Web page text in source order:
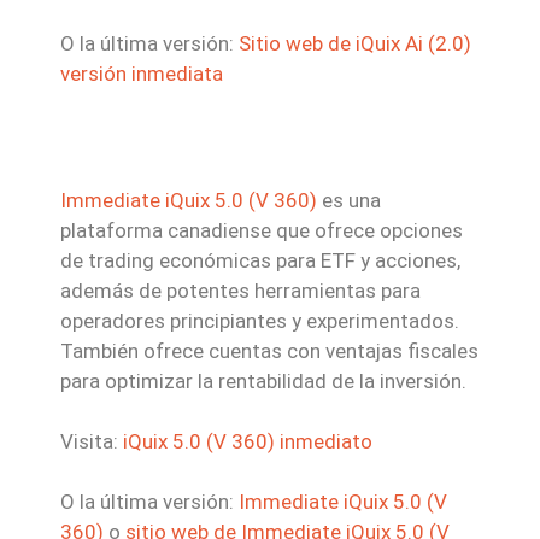
O la última versión: Sitio web de iQuix Ai (2.0)
versión inmediata
Immediate iQuix 5.0 (V 360) es una
plataforma canadiense que ofrece opciones
de trading económicas para ETF y acciones,
además de potentes herramientas para
operadores principiantes y experimentados.
También ofrece cuentas con ventajas fiscales
para optimizar la rentabilidad de la inversión.
Visita: iQuix 5.0 (V 360) inmediato
O la última versión: Immediate iQuix 5.0 (V
360) o sitio web de Immediate iQuix 5.0 (V